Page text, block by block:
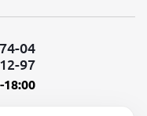
04
97